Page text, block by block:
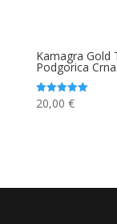
Kamagra Gold
Podgorica
Ocjenjeno
5.00
20,00 €